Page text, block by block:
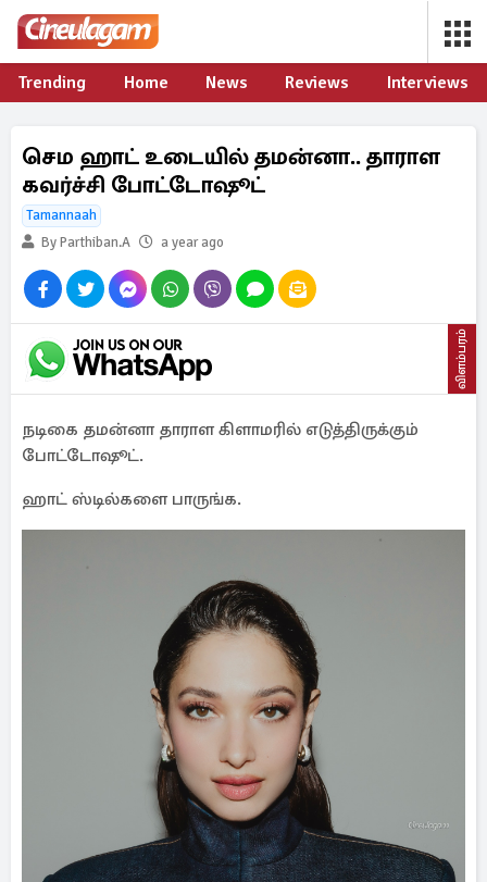
Trending Home News Reviews Interviews
செம ஹாட் உடையில் தமன்னா.. தாராள
கவர்ச்சி போட்டோஷூட்
Tamannaah
By Parthiban.A
a year ago
விளம்பரம்
நடிகை தமன்னா தாராள கிளாமரில் எடுத்திருக்கும்
போட்டோஷூட்.
ஹாட் ஸ்டில்களை பாருங்க.